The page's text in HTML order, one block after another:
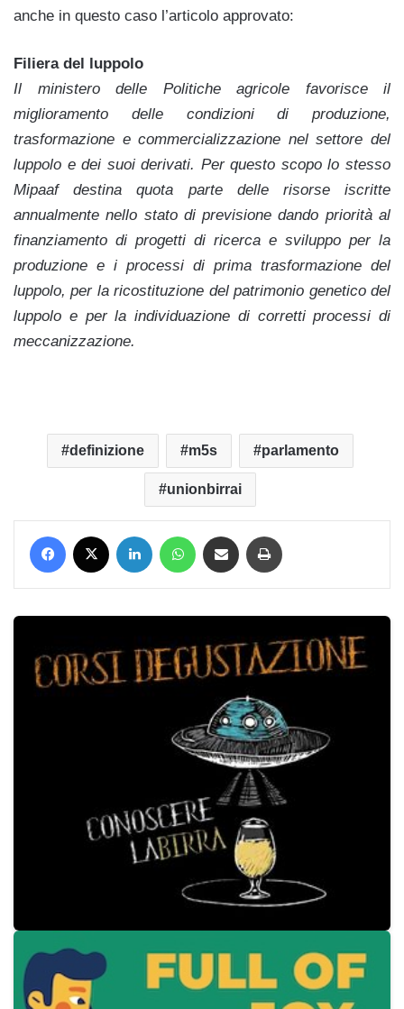
anche in questo caso l’articolo approvato:
Filiera del luppolo
Il ministero delle Politiche agricole favorisce il
miglioramento delle condizioni di produzione,
trasformazione e commercializzazione nel settore del
luppolo e dei suoi derivati. Per questo scopo lo stesso
Mipaaf destina quota parte delle risorse iscritte
annualmente nello stato di previsione dando priorità al
finanziamento di progetti di ricerca e sviluppo per la
produzione e i processi di prima trasformazione del
luppolo, per la ricostituzione del patrimonio genetico del
luppolo e per la individuazione di corretti processi di
meccanizzazione.
definizione m5s parlamento
unionbirrai
Facebook LinkedIn WhatsApp Condividi via mail